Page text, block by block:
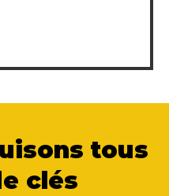
tous
clés